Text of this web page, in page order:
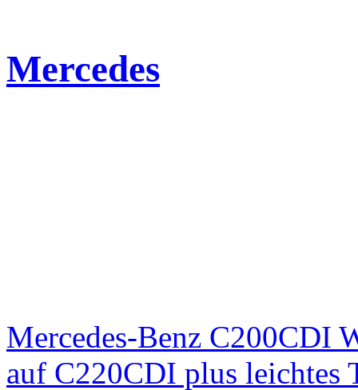
Mercedes
Mercedes-Benz C200CDI
auf C220CDI plus